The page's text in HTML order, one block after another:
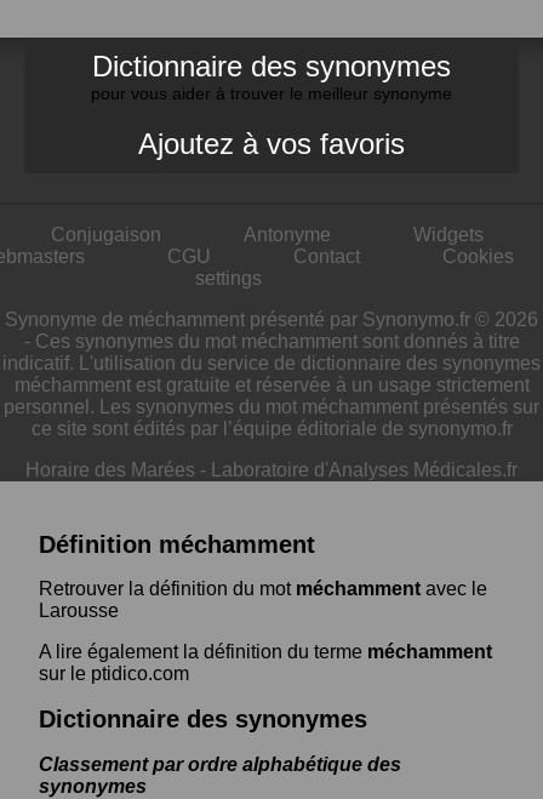
Dictionnaire des synonymes
pour vous aider à trouver le meilleur synonyme
Ajoutez à vos favoris
Conjugaison Antonyme
Widgets
CGU Contact
Cookies
settings
Synonyme de méchamment présenté par Synonymo.fr © 2026
- Ces synonymes du mot méchamment sont donnés à titre
indicatif. L'utilisation du service de dictionnaire des synonymes
méchamment est gratuite et réservée à un usage strictement
personnel. Les synonymes du mot méchamment présentés sur
ce site sont édités par l’équipe éditoriale de synonymo.fr
Horaire des Marées - Laboratoire d'Analyses Médicales.fr
Définition méchamment
Retrouver la définition du mot méchamment avec le
Larousse
A lire également la définition du terme méchamment
sur le ptidico.com
Dictionnaire des synonymes
Classement par ordre alphabétique des
synonymes